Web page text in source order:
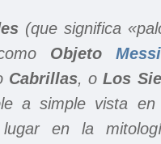
(que significa
Objeto
Cabrillas, oLos
a simple vista
lugar en la